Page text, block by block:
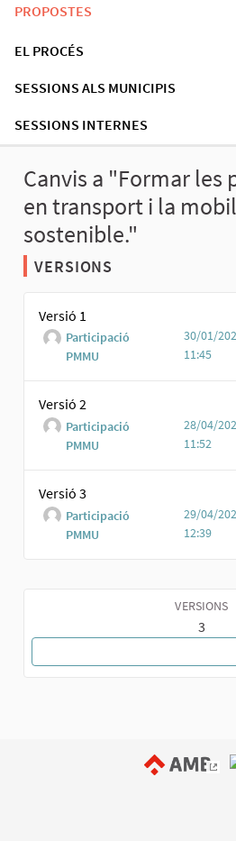
PROPOSTES
EL PROCÉS
SESSIONS ALS MUNICIPIS
SESSIONS INTERNES
Canvis a "Formar les
en transport i la
sostenible."
VERSIONS
Versió 1
Participació
PMMU
30/01/
11:45
Versió 2
Participació
PMMU
28/04/
11:52
Versió 3
Participació
PMMU
29/04/
12:39
VERSIONS
3